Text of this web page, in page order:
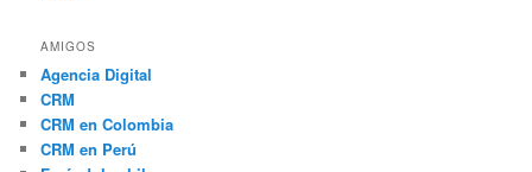
AMIGOS
Agencia Digital
CRM
CRM en Colombia
CRM en Perú